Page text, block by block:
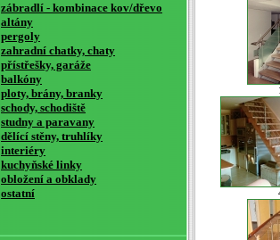
zábradlí - kombinace kov/dřevo
altány
pergoly
zahradní chatky, chaty
přístřešky, garáže
balkóny
ploty, brány, branky
schody, schodiště
studny a paravany
dělící stěny, truhlíky
interiéry
kuchyňské linky
obložení a obklady
ostatní